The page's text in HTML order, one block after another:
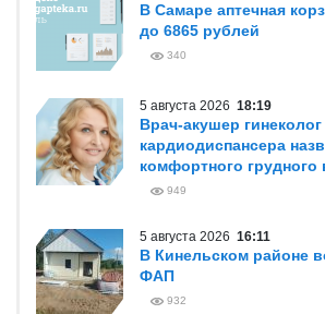
В Самаре аптечная
до 6865 рублей
340
5 августа 2026 18:19
Врач-акушер
кардиодиспансера
комфортного грудного
949
5 августа 2026 16:11
В Кинельском районе
ФАП
932